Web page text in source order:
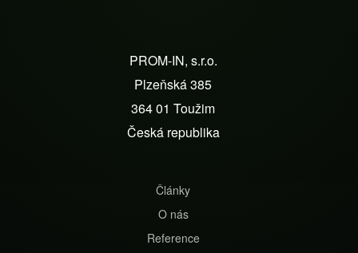
PROM-IN, s.r.o.
Plzeňská 385
364 01 Toužim
Česká republika
Články
O nás
Reference